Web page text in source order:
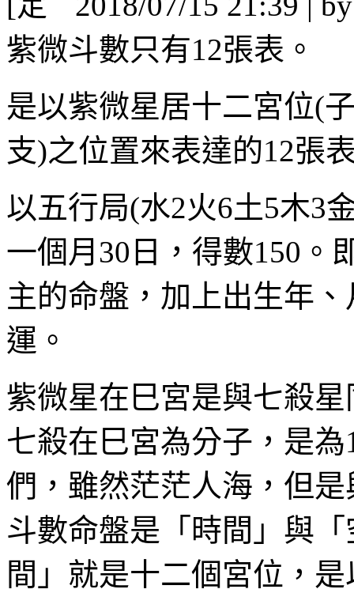
紫微斗數只有12張表。
是以紫微星居十二宮位(
支)之位置來表達的12張
以五行局(水2火6土5木3
一個月30日，得數150。
主的命盤，加上出生年
運。
紫微星在巳宮是與七殺
七殺在巳宮為分子，是
們，雖然茫茫人海，但
斗數命盤是「時間」與
間」就是十二個宮位，